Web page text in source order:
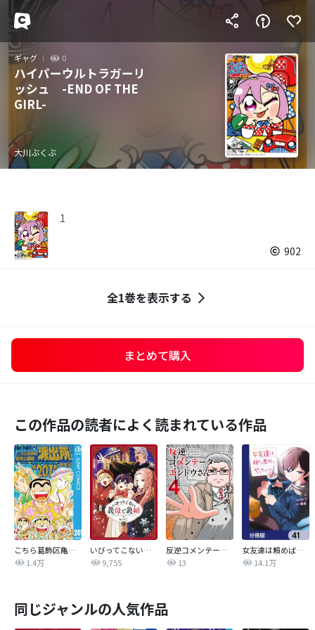
ギャグ 0
ハイパーウルトラガーリ
ッシュ -END OF THE
GIRL-
大川ぶくぶ
1
902
全1巻を表示する
まとめて購入
この作品の読者によく読まれている作品
こちら葛飾区亀有公園前派出所
1.4万
いびってこない義母と義姉
9,755
反逆コメンテーターエンドウさん
13
女友達は頼めば意外とヤらせてくれる【分冊版】
14.1万
同じジャンルの人気作品